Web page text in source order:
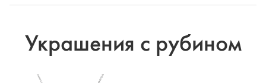
Украшения с рубином